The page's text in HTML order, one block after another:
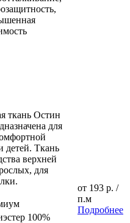
ткань Остин
для
детей. Ткань
верхней
для
100%
от 193 р. /
п.м
Подробнее